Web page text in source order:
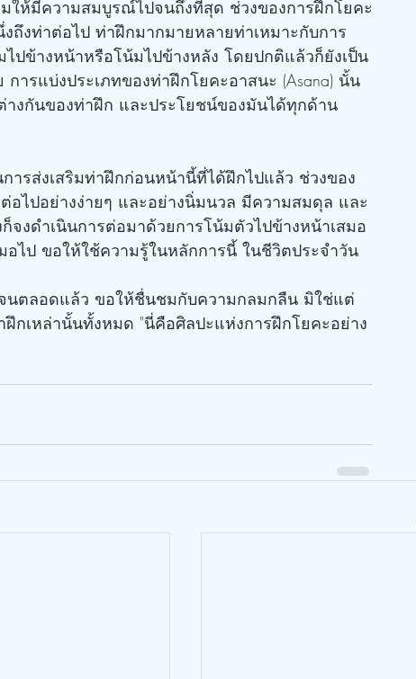
ถึงท่าต่อไป ท่าฝึกมากมายหลายท่าเหมาะกับการ
ปข้างหน้าหรือโน้มไปข้างหลัง โดยปกติแล้วก็ยังเป็น
ารแบ่งประเภทของท่าฝึกโยคะอาสนะ (Asana) นั้น
งกันของท่าฝึก และประโยชน์ของมันได้ทุกด้าน
อไปอย่างง่ายๆ และอย่างนิ่มนวล มีความสมดุล และ
งดำเนินการต่อมาด้วยการโน้มตัวไปข้างหน้าเสมอ
ไป ขอให้ใช้ความรู้ในหลักการนี้ ในชีวิตประจำวัน
กเหล่านั้นทั้งหมด "นี่คือศิลปะแห่งการฝึกโยคะอย่าง